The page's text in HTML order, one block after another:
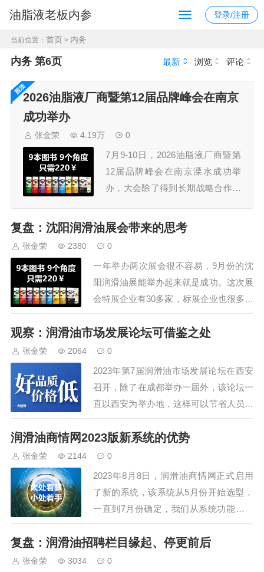
油脂液老板内参 登录/注册
当前位置： 首页 > 内务
内务 第6页 最新 浏览 评论
2026油脂液厂商暨第12届品牌峰会在南京
成功举办
张金荣 4.19万 0
7月9-10日，2026油脂液厂商暨第
12届品牌峰会在南京溧水成功举
办，大会除了得到长期战略合作伙
司、江苏汤姆智能装备有限公司的
会还安排了参观车油尿素液领导品
牌，占地195亩的可兰素工厂，特
种润滑脂企业，占…
复盘：沈阳润滑油展会带来的思考
张金荣 2380 0
一年举办两次展会很不容易，9月份的沈
阳润滑油展能举办起来就是成功。这次展
会特展企业有30多家，标展企业也很多，
但也空出来2成，为了凑数，媒体展位安
排的比较多，但很多没有来，包括信息网
的展位都是空的，被卖食品的占据了。
1、在布展这天，组织了交流会，连很少
在润滑油展会上露面的可兰素秦建也做了
发言，但更多…
观察：润滑油市场发展论坛可借鉴之处
张金荣 2064 0
2023年第7届润滑油市场发展论坛在西安
召开，除了在成都举办一届外，该论坛一
直以西安为举办地，这样可以节省人员费
用，也方便制作物料，唯一遗憾的是缺乏
新意。本届会议有很多值得借鉴的地方。
1、请了年轻的主持人，我们只在济南、
常州会议请过两次，其它会议都是自己主
持，请人需要设计好所有的台词，如果有
对话就容…
润滑油商情网2023版新系统的优势
张金荣 2144 0
2023年8月8日，润滑油商情网正式启用
了新的系统，该系统从5月份开始选型，
一直到7月份确定，我们从系统功能、承
载能力、维护难度、拓展难度等多个方面
考量，最终选择了该系统，并进行了模板
量身定制，以便更符合我们现在、未来的
复盘：润滑油招聘栏目缘起、停更前后
张金荣 3034 0